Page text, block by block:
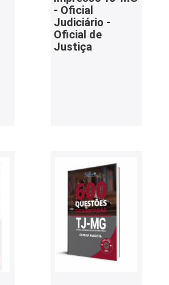
- Oficial
Judiciário -
Oficial de
Justiça